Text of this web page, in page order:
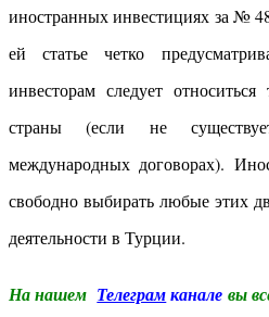
иностранных инвестициях за №
ей статье четко
инвесторам следует
страны (если не
международных договорах).
свободно выбирать любые этих
деятельности в Турции.
На нашем Телеграмканале вы